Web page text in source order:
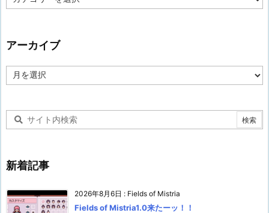
テ
ー
アーカイブ
ー
新着記事
2026年8月6日 : Fields of Mistria
Fields of Mistria1.0来たーッ！！